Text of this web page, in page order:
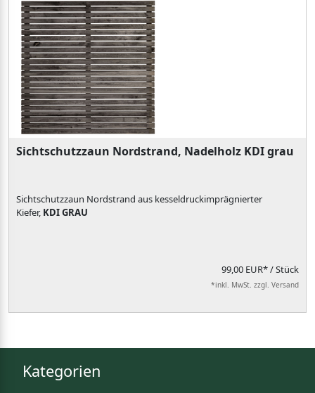
Sichtschutzzaun Nordstrand, Nadelholz KDI grau
Sichtschutzzaun Nordstrand aus kesseldruckimprägnierter
Kiefer, KDI GRAU
99,00 EUR*/ Stück
*inkl. MwSt. zzgl. Versand
Kategorien